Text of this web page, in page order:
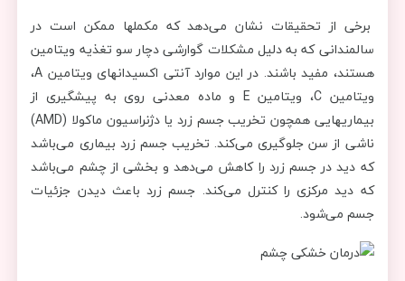
برخی از تحقیقات نشان می‌دهد که مکملها ممکن است در
سالمندانی که به دلیل مشکلات گوارشی دچار سو تغذیه ویتامین
هستند، مفید باشند. در این موارد آنتی اکسیدانهای ویتامین A،
ویتامین C، ویتامین E و ماده معدنی روی به پیشگیری از
بیماریهایی همچون تخریب جسم زرد یا دژنراسیون ماکولا (AMD)
ناشی از سن جلوگیری می‌کند. تخریب جسم زرد بیماری می‌باشد
که دید در جسم زرد را کاهش می‌دهد و بخشی از چشم می‌باشد
که دید مرکزی را کنترل می‌کند. جسم زرد باعث دیدن جزئیات
جسم می‌شود.